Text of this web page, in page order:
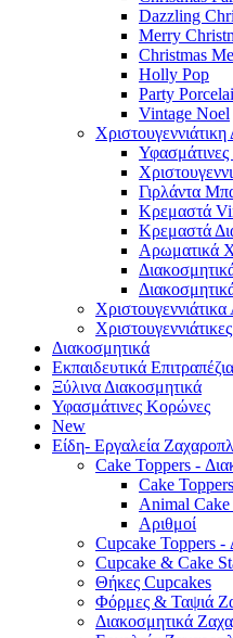
Dazzling
Merry
Christmas
Holly Pop
Party
Vintage Noel
Γιρλάντα
Κρεμαστά
Κρεμαστά
Αρωματικά
Διακοσμητικά
Εκπαιδευτικά Επιτραπέζια
Ξύλινα Διακοσμητικά
Υφασμάτινες Κορώνες
New
Είδη- Εργαλεία
Cake Toppers -
Cake Toppers
Animal Cake
Αριθμοί
Cupcake Toppers -
Cupcake & Cake
Θήκες Cupcakes
Φόρμες & Ταψιά
Διακοσμητικά